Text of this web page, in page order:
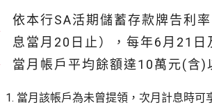
依本行SA活期儲蓄存款牌告利
息當月20日止），每年6月21日
當月帳戶平均餘額達10萬元(含)
當月該帳戶為未曾提領，次月計息時可